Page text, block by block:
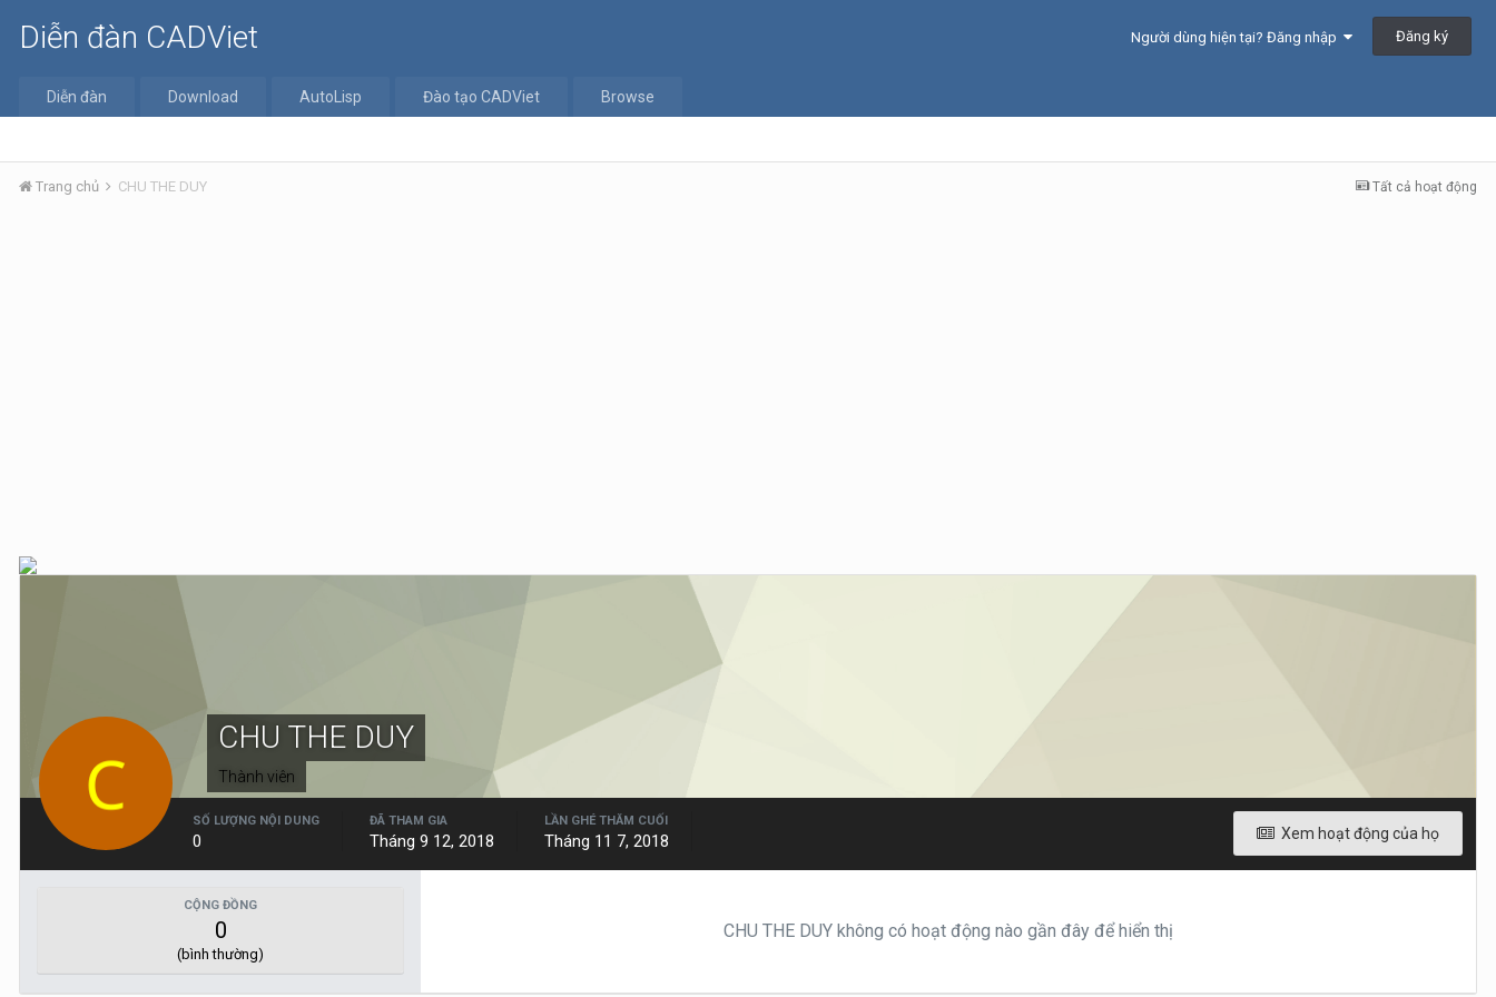
Diễn đàn CADViet Người dùng hiện tại? Đăng nhập Đăng ký
Diễn đàn Download AutoLisp Đào tạo CADViet Browse
Tất cả hoạt động
Trang chủ CHU THE DUY
CHU THE DUY
Thành viên
Xem hoạt động của họ
SỐ LƯỢNG NỘI DUNG
0
ĐÃ THAM GIA
Tháng 9 12, 2018
LẦN GHÉ THĂM CUỐI
Tháng 11 7, 2018
CỘNG ĐỒNG
0
(bình thường)
CHU THE DUY không có hoạt động nào gần đây để hiển thị